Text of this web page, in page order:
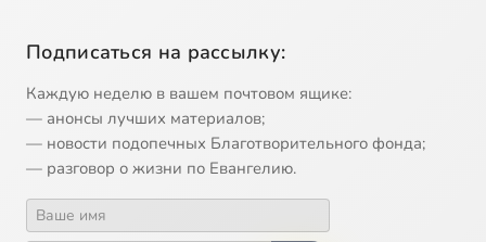
Подписаться на рассылку:
Каждую неделю в вашем почтовом ящике:
— анонсы лучших материалов;
— новости подопечных Благотворительного фонда;
— разговор о жизни по Евангелию.